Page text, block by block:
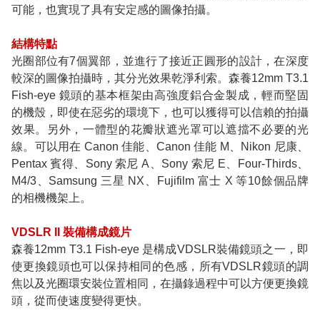
可能，也實現了具有安定感的圖像拍攝。
結構特點
光圈部位有7個翼部，並進行了接近正圓形的設計，在深度
較深的圖像拍攝時，其分光效果乾淨利索。森養12mm T3.1
Fish-eye 鏡頭的基本框架由高強度鋁合金製成，輕而堅固
的機殼，即使在惡劣的環境下，也可以獲得可以信賴的拍攝
效果。另外，一體型的花瓣狀遮光罩可以遮擋不必要的光
線。可以用在 Canon 佳能、Canon 佳能 M、Nikon 尼康、
Pentax 賓得、Sony 索尼 A、Sony 索尼 E、Four-Thirds、
M4/3、Samsung 三星 NX、Fujifilm 富士 X 等10餘個品牌
的相機機架上。
VDSLR II 裝備構成鏡片
森養12mm T3.1 Fish-eye 是構成VDSLR裝備鏡頭之一，即
使更換鏡頭也可以保持相同的色感，所有VDSLR鏡頭的調
焦以及光圈環安裝位置相同，在攝錄過程中可以方便更換鏡
頭，從而使速度變得更快。